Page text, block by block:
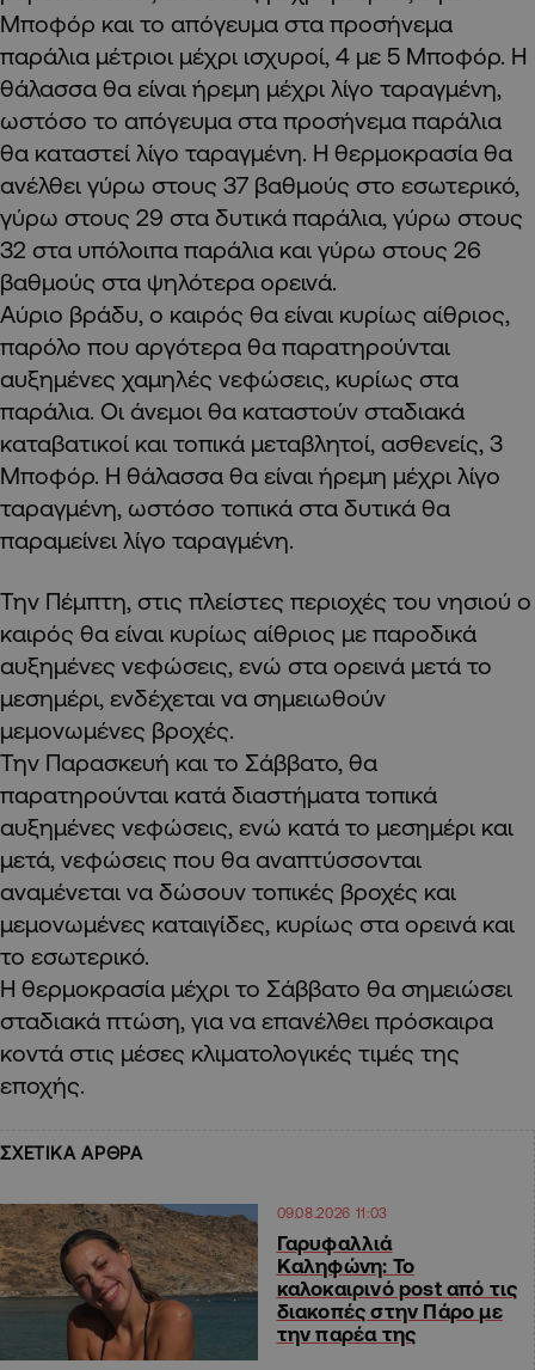
Μποφόρ και το απόγευμα στα προσήνεμα
παράλια μέτριοι μέχρι ισχυροί, 4 με 5 Μποφόρ. Η
θάλασσα θα είναι ήρεμη μέχρι λίγο ταραγμένη,
ωστόσο το απόγευμα στα προσήνεμα παράλια
θα καταστεί λίγο ταραγμένη. Η θερμοκρασία θα
ανέλθει γύρω στους 37 βαθμούς στο εσωτερικό,
γύρω στους 29 στα δυτικά παράλια, γύρω στους
32 στα υπόλοιπα παράλια και γύρω στους 26
βαθμούς στα ψηλότερα ορεινά.
Αύριο βράδυ, ο καιρός θα είναι κυρίως αίθριος,
παρόλο που αργότερα θα παρατηρούνται
αυξημένες χαμηλές νεφώσεις, κυρίως στα
παράλια. Οι άνεμοι θα καταστούν σταδιακά
καταβατικοί και τοπικά μεταβλητοί, ασθενείς, 3
Μποφόρ. Η θάλασσα θα είναι ήρεμη μέχρι λίγο
ταραγμένη, ωστόσο τοπικά στα δυτικά θα
παραμείνει λίγο ταραγμένη.
Την Πέμπτη, στις πλείστες περιοχές του νησιού ο
καιρός θα είναι κυρίως αίθριος με παροδικά
αυξημένες νεφώσεις, ενώ στα ορεινά μετά το
μεσημέρι, ενδέχεται να σημειωθούν
μεμονωμένες βροχές.
Την Παρασκευή και το Σάββατο, θα
παρατηρούνται κατά διαστήματα τοπικά
αυξημένες νεφώσεις, ενώ κατά το μεσημέρι και
μετά, νεφώσεις που θα αναπτύσσονται
αναμένεται να δώσουν τοπικές βροχές και
μεμονωμένες καταιγίδες, κυρίως στα ορεινά και
το εσωτερικό.
Η θερμοκρασία μέχρι το Σάββατο θα σημειώσει
σταδιακά πτώση, για να επανέλθει πρόσκαιρα
κοντά στις μέσες κλιματολογικές τιμές της
εποχής.
ΣΧΕΤΙΚΑ ΑΡΘΡΑ
09.08.2026 11:03
Γαρυφαλλιά
Καληφώνη: To
καλοκαιρινό post από τις
διακοπές στην Πάρο με
την παρέα της